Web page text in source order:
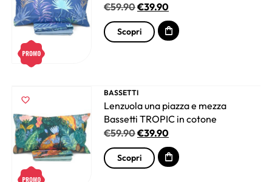
€59.90€39.90
Scopri
BASSETTI
Lenzuola una piazza e mezza
Bassetti TROPIC in cotone
€59.90€39.90
Scopri